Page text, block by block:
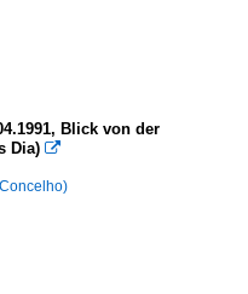
Blick von der
Dia) 